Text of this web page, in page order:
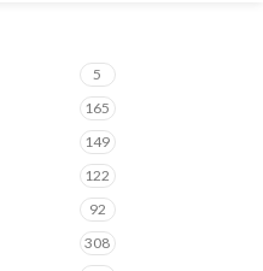
5
165
149
122
92
308